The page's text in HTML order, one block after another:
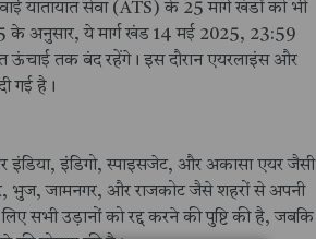
यातायात सेवा (ATS) के 25 मार्ग खंडों को भी
के अनुसार, ये मार्ग खंड 14 मई 2025, 23:59
तक बंद रहेंगे। इस दौरान एयरलाइंस और
गई है।
इंडिगो, स्पाइसजेट, और अकासा एयर जैसी
भुज, जामनगर, और राजकोट जैसे शहरों से अपनी
सभी उड़ानों को रद्द करने की पुष्टि की है, जबकि